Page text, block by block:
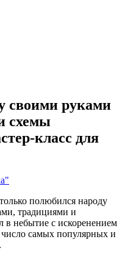
своими руками
схемы
класс для
полюбился народу
традициями и
небытие с искоренением
число самых популярных и